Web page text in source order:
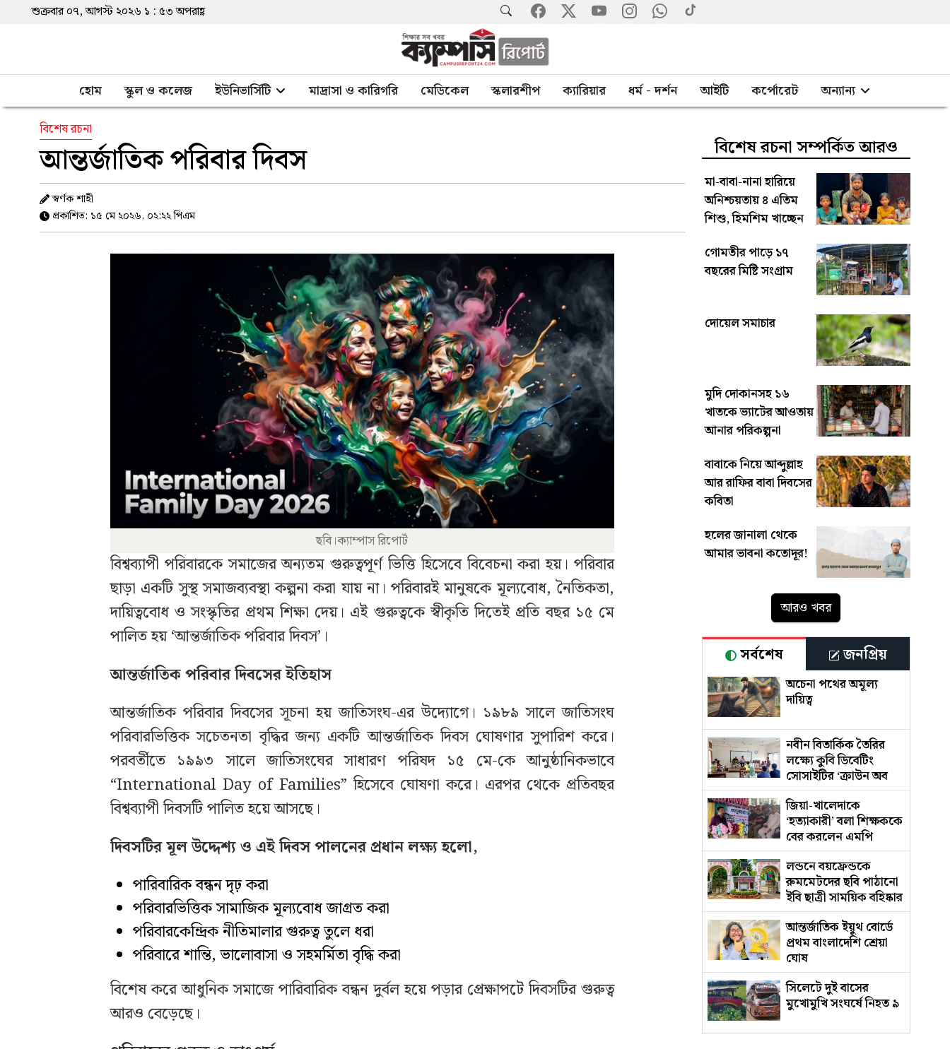
শুক্রবার ০৭, আগস্ট ২০২৬ ১ : ৫৩ অপরাহ্ণ
হোম স্কুল ও কলেজ ইউনিভার্সিটি মাদ্রাসা ও কারিগরি মেডিকেল স্কলারশীপ ক্যারিয়ার ধর্ম - দর্শন আইটি কর্পোরেট অন্যান্য
বিশেষ রচনা
আন্তর্জাতিক পরিবার দিবস
স্বর্ণক শাহী
প্রকাশিত: ১৫ মে ২০২৬, ০২:২২ পিএম
ছবি।ক্যাম্পাস রিপোর্ট
বিশ্বব্যাপী পরিবারকে সমাজের অন্যতম গুরুত্বপূর্ণ ভিত্তি হিসেবে বিবেচনা করা হয়। পরিবার
ছাড়া একটি সুস্থ সমাজব্যবস্থা কল্পনা করা যায় না। পরিবারই মানুষকে মূল্যবোধ, নৈতিকতা,
দায়িত্ববোধ ও সংস্কৃতির প্রথম শিক্ষা দেয়। এই গুরুত্বকে স্বীকৃতি দিতেই প্রতি বছর ১৫ মে
পালিত হয় ‘আন্তর্জাতিক পরিবার দিবস’।
আন্তর্জাতিক পরিবার দিবসের ইতিহাস
আন্তর্জাতিক পরিবার দিবসের সূচনা হয় জাতিসংঘ-এর উদ্যোগে। ১৯৮৯ সালে জাতিসংঘ
পরিবারভিত্তিক সচেতনতা বৃদ্ধির জন্য একটি আন্তর্জাতিক দিবস ঘোষণার সুপারিশ করে।
পরবর্তীতে ১৯৯৩ সালে জাতিসংঘের সাধারণ পরিষদ ১৫ মে-কে আনুষ্ঠানিকভাবে
“International Day of Families” হিসেবে ঘোষণা করে। এরপর থেকে প্রতিবছর
বিশ্বব্যাপী দিবসটি পালিত হয়ে আসছে।
দিবসটির মূল উদ্দেশ্য ও এই দিবস পালনের প্রধান লক্ষ্য হলো,
পারিবারিক বন্ধন দৃঢ় করা
পরিবারভিত্তিক সামাজিক মূল্যবোধ জাগ্রত করা
পরিবারকেন্দ্রিক নীতিমালার গুরুত্ব তুলে ধরা
পরিবারে শান্তি, ভালোবাসা ও সহমর্মিতা বৃদ্ধি করা
বিশেষ করে আধুনিক সমাজে পারিবারিক বন্ধন দুর্বল হয়ে পড়ার প্রেক্ষাপটে দিবসটির গুরুত্ব
আরও বেড়েছে।
বিশেষ রচনা সম্পর্কিত আরও
মা-বাবা-নানা হারিয়ে
অনিশ্চয়তায় ৪ এতিম
শিশু, হিমশিম খাচ্ছেন
গোমতীর পাড়ে ১৭
বছরের মিষ্টি সংগ্রাম
দোয়েল সমাচার
মুদি দোকানসহ ১৬
খাতকে ভ্যাটের আওতায়
আনার পরিকল্পনা
বাবাকে নিয়ে আব্দুল্লাহ
আর রাফির বাবা দিবসের
কবিতা
হলের জানালা থেকে
আমার ভাবনা কতোদূর!
আরও খবর
সর্বশেষ জনপ্রিয়
অচেনা পথের অমূল্য
দায়িত্ব
নবীন বিতার্কিক তৈরির
লক্ষ্যে কুবি ডিবেটিং
সোসাইটির ‘ক্রাউন অব
আর্গুমেন্টস’
জিয়া-খালেদাকে
‘হত্যাকারী’ বলা শিক্ষককে
বের করলেন এমপি
লন্ডনে বয়ফ্রেন্ডকে
রুমমেটদের ছবি পাঠানো
ইবি ছাত্রী সাময়িক বহিষ্কার
আন্তর্জাতিক ইয়ুথ বোর্ডে
প্রথম বাংলাদেশি শ্রেয়া
ঘোষ
সিলেটে দুই বাসের
মুখোমুখি সংঘর্ষে নিহত ৯